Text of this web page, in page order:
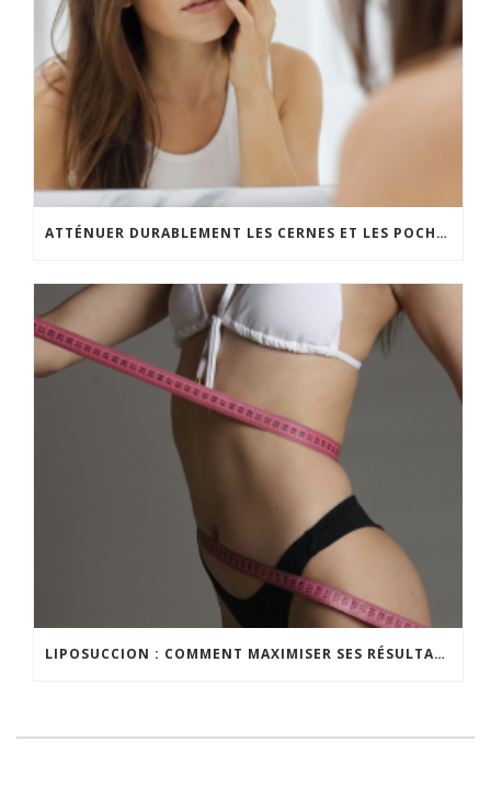
ATTÉNUER DURABLEMENT LES CERNES ET LES POCHES SOUS LES YEUX
LIPOSUCCION : COMMENT MAXIMISER SES RÉSULTATS ?